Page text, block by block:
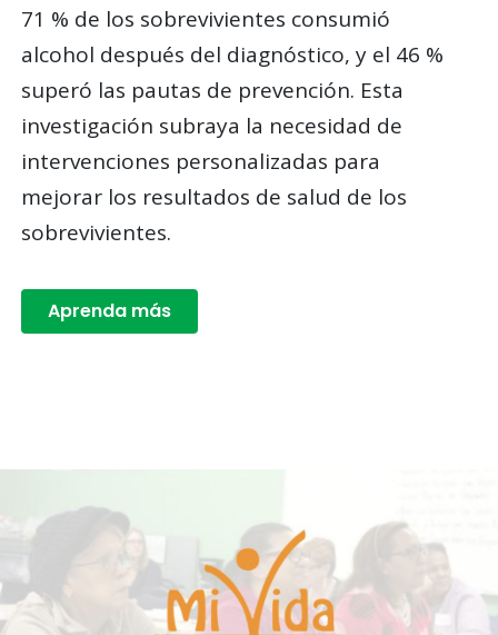
71 % de los sobrevivientes consumió
alcohol después del diagnóstico, y el 46 %
superó las pautas de prevención. Esta
investigación subraya la necesidad de
intervenciones personalizadas para
mejorar los resultados de salud de los
sobrevivientes.
Aprenda más